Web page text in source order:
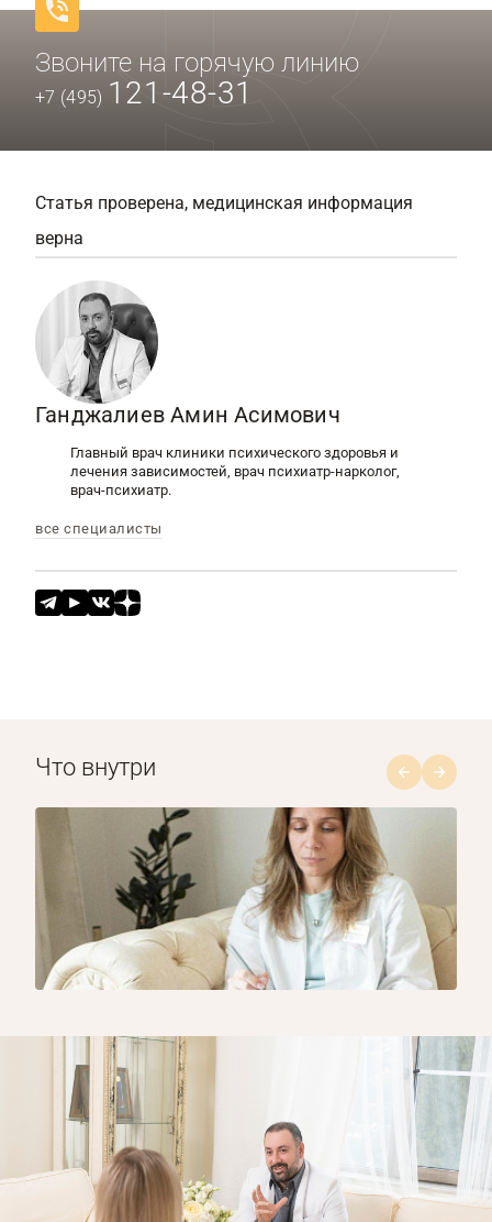
Звоните на горячую линию
+7 (495) 121-48-31
Статья проверена, медицинская информация
верна
Ганджалиев Амин Асимович
Главный врач клиники психического здоровья и
лечения зависимостей, врач психиатр-нарколог,
врач-психиатр.
все специалисты
Что внутри
1/8